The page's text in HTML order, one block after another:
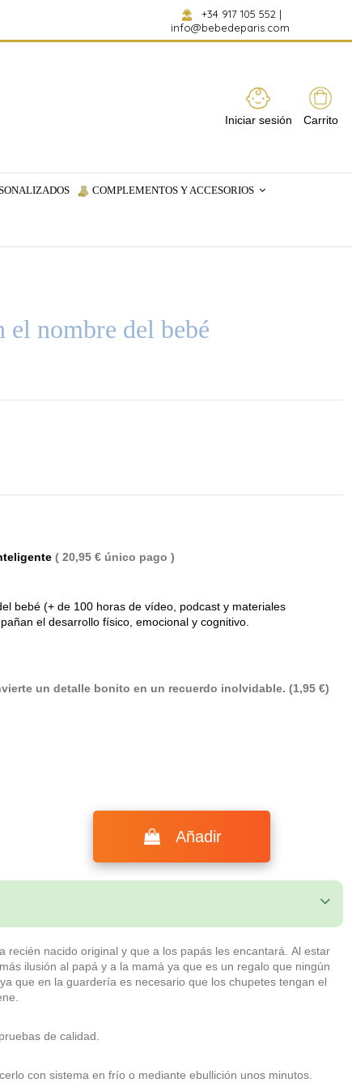
+34 917 105 552 |
info@bebedeparis.com
Iniciar sesión Carrito
COMPLEMENTOS Y ACCESORIOS
el nombre del bebé
( 20,95 € único pago )
bebé (+ de 100 horas de vídeo, podcast y materiales
el desarrollo físico, emocional y cognitivo.
un detalle bonito en un recuerdo inolvidable. (1,95 €)
Añadir
recién nacido original y que a los papás les encantará. Al estar
ilusión al papá y a la mamá ya que es un regalo que ningún
que en la guardería es necesario que los chupetes tengan el
de calidad.
con sistema en frío o mediante ebullición unos minutos.